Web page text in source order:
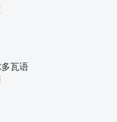
瓦语